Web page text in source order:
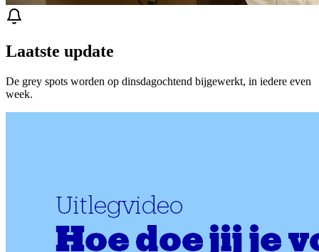
Laatste update
De grey spots worden op dinsdagochtend bijgewerkt, in iedere even
week.